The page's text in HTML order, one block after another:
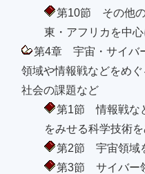
第10節 その他
東・アフリカを中心
第4章 宇宙・サイバ
領域や情報戦などをめ
社会の課題など
第1節 情報戦な
をみせる科学技術
第2節 宇宙領域
第3節 サイバー